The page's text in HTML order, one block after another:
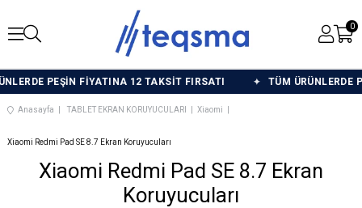
0
PEŞİN FİYATINA 12 TAKSİT FIRSATI TÜM ÜRÜNLERDE
Anasayfa TABLET EKRAN KORUYUCULARI Xiaomi
Xiaomi Redmi Pad SE 8.7 Ekran Koruyucuları
Xiaomi Redmi Pad SE 8.7 Ekran
Koruyucuları